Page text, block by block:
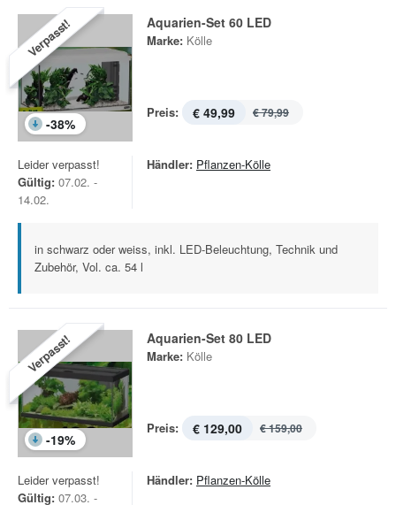
Verpasst!
-38%
Aquarien-Set 60 LED
Marke: Kölle
Preis: € 49,99 € 79,99
Leider verpasst!
Gültig: 07.02. -
14.02.
Händler: Pflanzen-Kölle
in schwarz oder weiss, inkl. LED-Beleuchtung, Technik und
Zubehör, Vol. ca. 54 l
Verpasst!
-19%
Aquarien-Set 80 LED
Marke: Kölle
Preis: € 129,00 € 159,00
Leider verpasst!
Gültig: 07.03. -
Händler: Pflanzen-Kölle